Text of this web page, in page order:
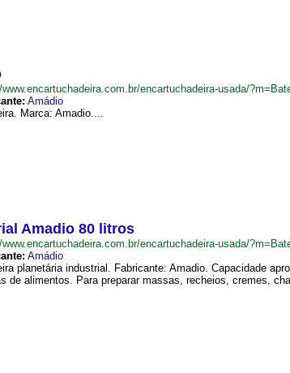
encartuchadeira-usada/
Amádio
Marca: Amadio....
Amadio 80 litros
encartuchadeira-usada/
Amádio
planetária industrial. Fabricante: Amadio. Capacidade
de alimentos. Para preparar massas, recheios, cremes,